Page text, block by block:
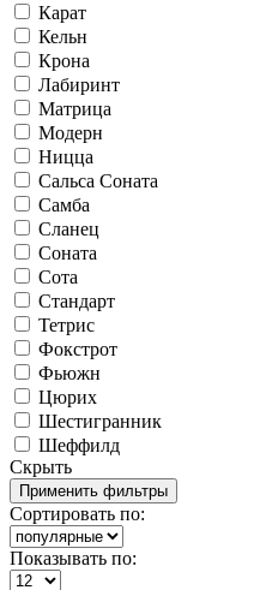
Карат
Кельн
Крона
Лабиринт
Матрица
Модерн
Ницца
Сальса Соната
Самба
Сланец
Соната
Сота
Стандарт
Тетрис
Фокстрот
Фьюжн
Цюрих
Шестигранник
Шеффилд
Скрыть
Сортировать по:
Показывать по: